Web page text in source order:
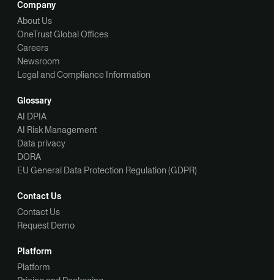
Company
About Us
OneTrust Global Offices
Careers
Newsroom
Legal and Compliance Information
Glossary
AI DPIA
AI Risk Management
Data privacy
DORA
EU General Data Protection Regulation (GDPR)
Contact Us
Contact Us
Request Demo
Platform
Platform